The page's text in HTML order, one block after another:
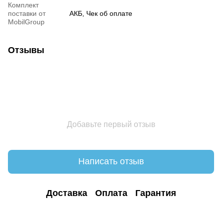
Комплект
поставки от
MobilGroup
АКБ, Чек об оплате
Отзывы
Добавьте первый отзыв
Написать отзыв
Доставка Оплата Гарантия